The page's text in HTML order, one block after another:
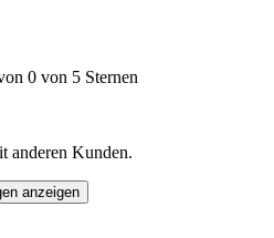
0 von 5 Sternen
anderen Kunden.
anzeigen